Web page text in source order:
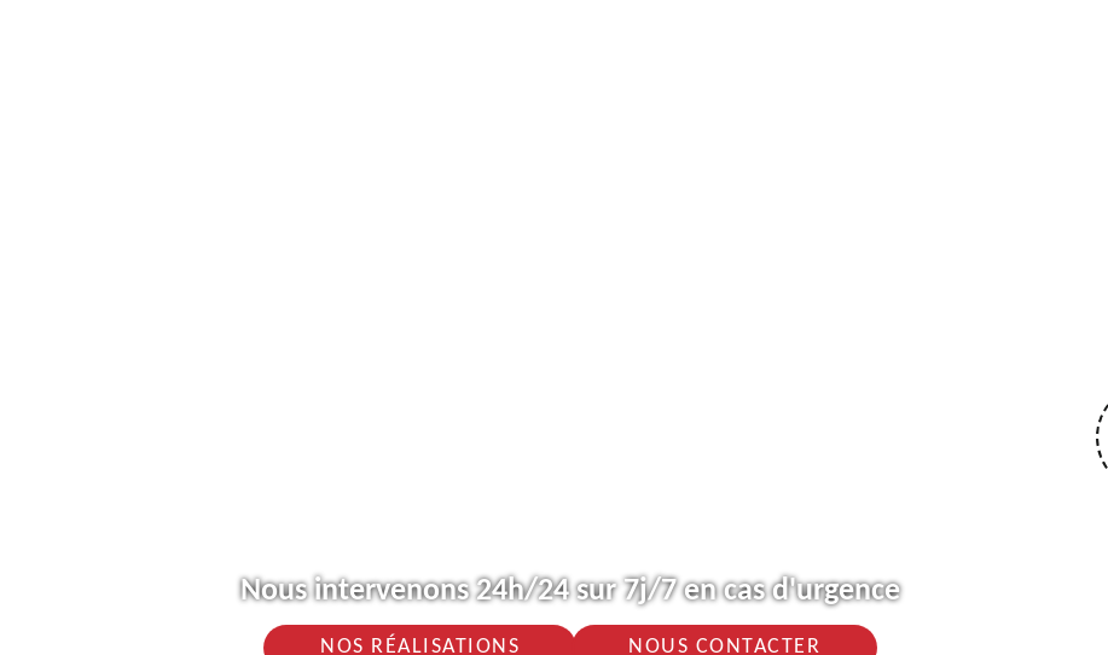
Nous intervenons 24h/24 sur 7j/7 en cas d'urgence
NOS RÉALISATIONS NOUS CONTACTER